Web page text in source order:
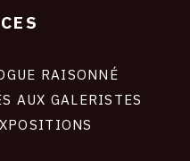
RAISONNÉ
AUX GALERISTES